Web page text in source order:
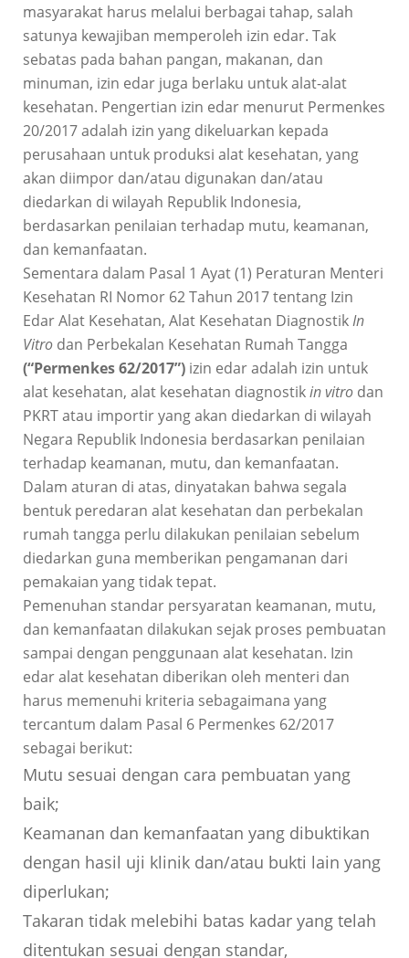
masyarakat harus melalui berbagai tahap, salah
satunya kewajiban memperoleh izin edar. Tak
sebatas pada bahan pangan, makanan, dan
minuman, izin edar juga berlaku untuk alat-alat
kesehatan. Pengertian izin edar menurut Permenkes
20/2017adalah izin yang dikeluarkan kepada
perusahaan untuk produksi alat kesehatan, yang
akan diimpor dan/atau digunakan dan/atau
diedarkan di wilayah Republik Indonesia,
berdasarkan penilaian terhadap mutu, keamanan,
dan kemanfaatan.
Sementara dalam Pasal 1 Ayat (1) Peraturan Menteri
Kesehatan RI Nomor 62 Tahun 2017 tentang Izin
Edar Alat Kesehatan, Alat Kesehatan DiagnostikIn
Vitrodan Perbekalan Kesehatan Rumah Tangga
(“Permenkes 62/2017”)izin edar adalah izin untuk
alat kesehatan, alat kesehatan diagnostikin vitrodan
PKRT atau importir yang akan diedarkan di wilayah
Negara Republik Indonesia berdasarkan penilaian
terhadap keamanan, mutu, dan kemanfaatan.
Dalam aturan di atas, dinyatakan bahwa segala
bentuk peredaran alat kesehatan dan perbekalan
rumah tangga perlu dilakukan penilaian sebelum
diedarkan guna memberikan pengamanan dari
pemakaian yang tidak tepat.
Pemenuhan standar persyaratan keamanan, mutu,
dan kemanfaatan dilakukan sejak proses pembuatan
sampai dengan penggunaan alat kesehatan. Izin
edar alat kesehatan diberikan oleh menteri dan
harus memenuhi kriteria sebagaimana yang
tercantum dalam Pasal 6 Permenkes 62/2017
sebagai berikut:
Mutu sesuai dengan cara pembuatan yang
baik;
Keamanan dan kemanfaatan yang dibuktikan
dengan hasil uji klinik dan/atau bukti lain yang
diperlukan;
Takaran tidak melebihi batas kadar yang telah
ditentukan sesuai dengan standar,